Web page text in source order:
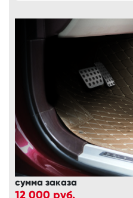
сумма заказа
12 000 руб.